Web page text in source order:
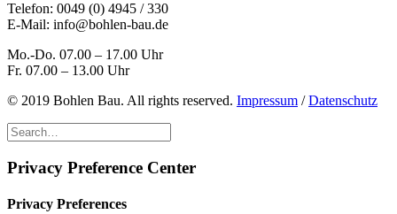
Telefon: 0049 (0) 4945 / 330
E-Mail: info@bohlen-bau.de
Mo.-Do. 07.00 – 17.00 Uhr
Fr. 07.00 – 13.00 Uhr
© 2019 Bohlen Bau. All rights reserved. Impressum /Datenschutz
Privacy Preference Center
Privacy Preferences